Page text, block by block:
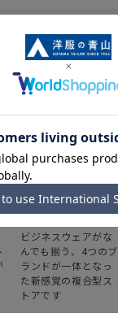
スーツスクエア
ビジネスウェアがな
んでも揃う、4つのブ
ランドが一体となっ
た新感覚の複合型ス
トアです